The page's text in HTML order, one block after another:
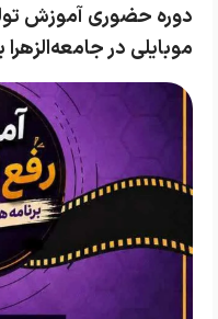
دوره حضوری آموزش
موبایلی در